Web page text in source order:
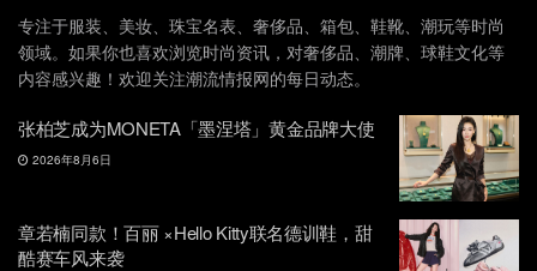
专注于服装、美妆、珠宝名表、奢侈品、箱包、鞋靴、潮玩等时尚
领域。如果你也喜欢浏览时尚资讯，对奢侈品、潮牌、球鞋文化等
内容感兴趣！欢迎关注潮流情报网的每日动态。
张柏芝成为MONETA「墨涅塔」黄金品牌大使
2026年8月6日
章若楠同款！百丽 ×Hello Kitty联名德训鞋，甜
酷赛车风来袭